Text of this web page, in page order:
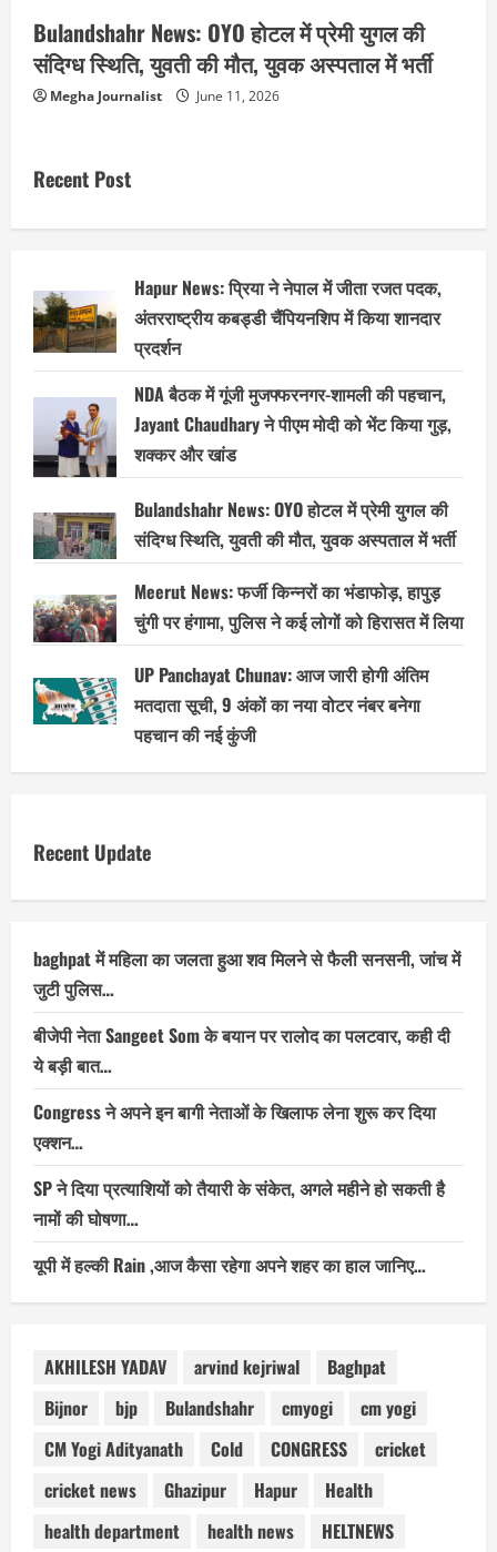
Bulandshahr News: OYO होटल में प्रेमी युगल की
संदिग्ध स्थिति, युवती की मौत, युवक अस्पताल में भर्ती
Megha Journalist June 11, 2026
Recent Post
Hapur News: प्रिया ने नेपाल में जीता रजत पदक,
अंतरराष्ट्रीय कबड्डी चैंपियनशिप में किया शानदार
प्रदर्शन
NDA बैठक में गूंजी मुजफ्फरनगर-शामली की पहचान,
Jayant Chaudhary ने पीएम मोदी को भेंट किया गुड़,
शक्कर और खांड
Bulandshahr News: OYO होटल में प्रेमी युगल की
संदिग्ध स्थिति, युवती की मौत, युवक अस्पताल में भर्ती
Meerut News: फर्जी किन्नरों का भंडाफोड़, हापुड़
चुंगी पर हंगामा, पुलिस ने कई लोगों को हिरासत में लिया
UP Panchayat Chunav: आज जारी होगी अंतिम
मतदाता सूची, 9 अंकों का नया वोटर नंबर बनेगा
पहचान की नई कुंजी
Recent Update
baghpat में महिला का जलता हुआ शव मिलने से फैली सनसनी, जांच में
जुटी पुलिस…
बीजेपी नेता Sangeet Som के बयान पर रालोद का पलटवार, कही दी
ये बड़ी बात…
Congress ने अपने इन बागी नेताओं के खिलाफ लेना शुरू कर दिया
एक्शन…
SP ने दिया प्रत्याशियों को तैयारी के संकेत, अगले महीने हो सकती है
नामों की घोषणा…
यूपी में हल्की Rain ,आज कैसा रहेगा अपने शहर का हाल जानिए…
AKHILESH YADAV arvind kejriwal
Baghpat
Bijnor
bjp Bulandshahr cmyogi
cm yogi
CM Yogi Adityanath
Cold CONGRESS
cricket
cricket news
Ghazipur Hapur
Health
health department
health news
HELTNEWS